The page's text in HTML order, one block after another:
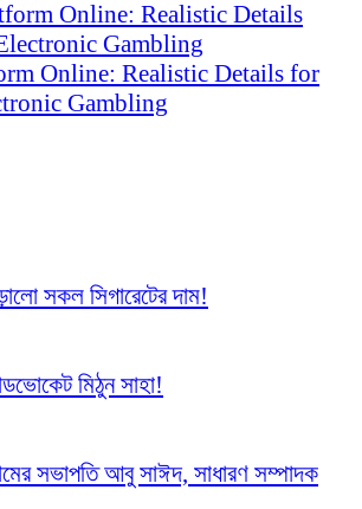
Online: Realistic Details for
Gambling
সকল সিগারেটের দাম!
মিঠুন সাহা!
সভাপতি আবু সাঈদ, সাধারণ সম্পাদক